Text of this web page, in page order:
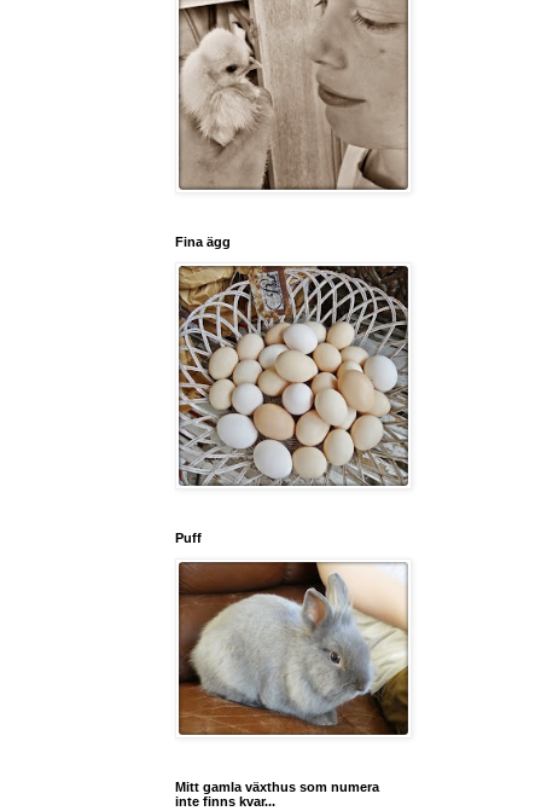
Fina ägg
Puff
Mitt gamla växthus som numera
inte finns kvar...